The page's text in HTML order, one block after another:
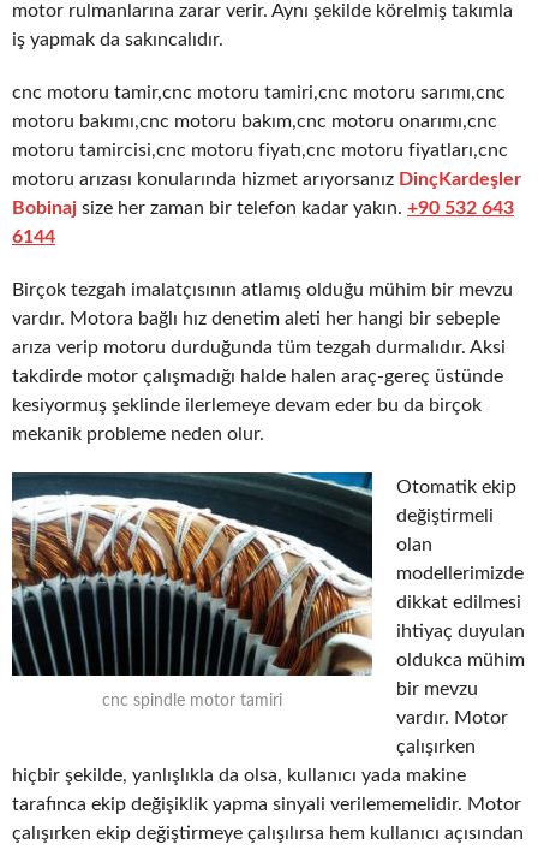
motor rulmanlarına zarar verir. Aynı şekilde körelmiş takımla
iş yapmak da sakıncalıdır.
cnc motoru tamir,cnc motoru tamiri,cnc motoru sarımı,cnc
motoru bakımı,cnc motoru bakım,cnc motoru onarımı,cnc
motoru tamircisi,cnc motoru fiyatı,cnc motoru fiyatları,cnc
motoru arızası konularında hizmet arıyorsanız DinçKardeşler
Bobinaj size her zaman bir telefon kadar yakın. +90 532 643
6144
Birçok tezgah imalatçısının atlamış olduğu mühim bir mevzu
vardır. Motora bağlı hız denetim aleti her hangi bir sebeple
arıza verip motoru durduğunda tüm tezgah durmalıdır. Aksi
takdirde motor çalışmadığı halde halen araç-gereç üstünde
kesiyormuş şeklinde ilerlemeye devam eder bu da birçok
mekanik probleme neden olur.
cnc spindle motor tamiri
Otomatik ekip
değiştirmeli
olan
modellerimizde
dikkat edilmesi
ihtiyaç duyulan
oldukca mühim
bir mevzu
vardır. Motor
çalışırken
hiçbir şekilde, yanlışlıkla da olsa, kullanıcı yada makine
tarafınca ekip değişiklik yapma sinyali verilememelidir. Motor
çalışırken ekip değiştirmeye çalışılırsa hem kullanıcı açısından